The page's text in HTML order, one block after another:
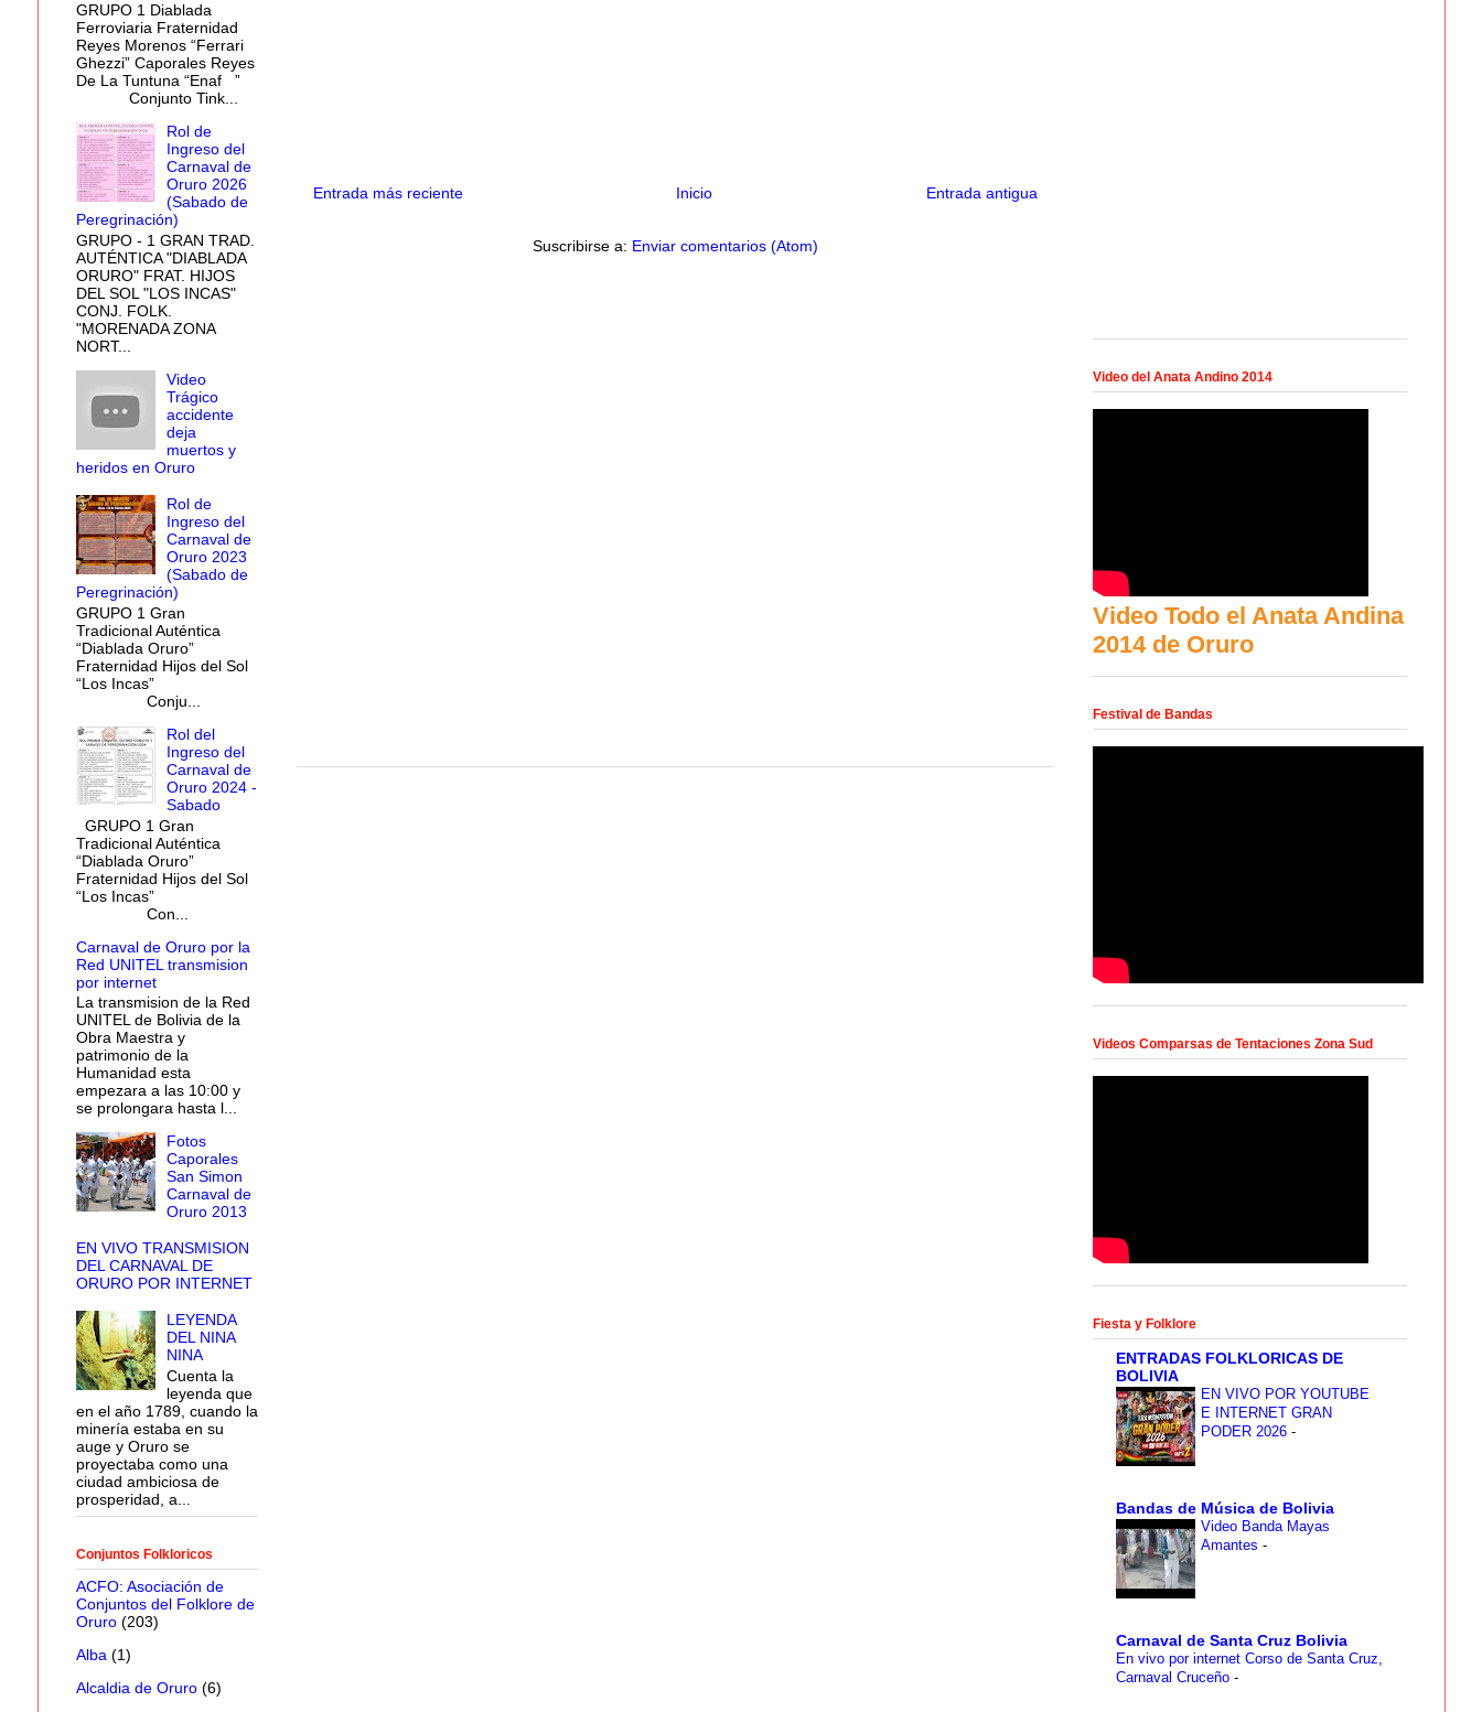
Entrada más reciente Entrada antigua
Inicio
Suscribirse a: Enviar comentarios (Atom)
GRUPO 1 Diablada
Ferroviaria Fraternidad
Reyes Morenos “Ferrari
Ghezzi” Caporales Reyes
De La Tuntuna “Enaf ”
Conjunto Tink...
Rol de
Ingreso del
Carnaval de
Oruro 2026
(Sabado de
Peregrinación)
GRUPO - 1 GRAN TRAD.
AUTÉNTICA "DIABLADA
ORURO" FRAT. HIJOS
DEL SOL "LOS INCAS"
CONJ. FOLK.
"MORENADA ZONA
NORT...
Video
Trágico
accidente
deja
muertos y
heridos en Oruro
Rol de
Ingreso del
Carnaval de
Oruro 2023
(Sabado de
Peregrinación)
GRUPO 1 Gran
Tradicional Auténtica
“Diablada Oruro”
Fraternidad Hijos del Sol
“Los Incas”
Conju...
Rol del
Ingreso del
Carnaval de
Oruro 2024 -
Sabado
GRUPO 1 Gran
Tradicional Auténtica
“Diablada Oruro”
Fraternidad Hijos del Sol
“Los Incas”
Con...
Carnaval de Oruro por la
Red UNITEL transmision
por internet
La transmision de la Red
UNITEL de Bolivia de la
Obra Maestra y
patrimonio de la
Humanidad esta
empezara a las 10:00 y
se prolongara hasta l...
Fotos
Caporales
San Simon
Carnaval de
Oruro 2013
EN VIVO TRANSMISION
DEL CARNAVAL DE
ORURO POR INTERNET
LEYENDA
DEL NINA
NINA
Cuenta la
leyenda que
en el año 1789, cuando la
minería estaba en su
auge y Oruro se
proyectaba como una
ciudad ambiciosa de
prosperidad, a...
Conjuntos Folkloricos
ACFO: Asociación de
Conjuntos del Folklore de
Oruro (203)
Alba (1)
Alcaldia de Oruro (6)
Video del Anata Andino 2014
Video Todo el Anata Andina
2014 de Oruro
Festival de Bandas
Videos Comparsas de Tentaciones Zona Sud
Fiesta y Folklore
ENTRADAS FOLKLORICAS DE
BOLIVIA
EN VIVO POR YOUTUBE
E INTERNET GRAN
PODER 2026 -
Bandas de Música de Bolivia
Video Banda Mayas
Amantes -
Carnaval de Santa Cruz Bolivia
En vivo por internet Corso de Santa Cruz,
Carnaval Cruceño -